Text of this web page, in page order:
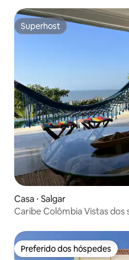
Superhost
Superhost
Casa ⋅ Salgar
Caribe Colômbia Vistas dos
Preferido dos hóspedes
Preferido dos hóspedes